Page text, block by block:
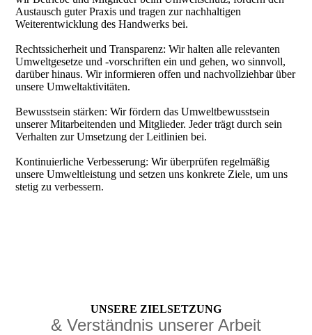
Austausch guter Praxis und tragen zur nachhaltigen
Weiterentwicklung des Handwerks bei.
Rechtssicherheit und Transparenz: Wir halten alle relevanten
Umweltgesetze und -vorschriften ein und gehen, wo sinnvoll,
darüber hinaus. Wir informieren offen und nachvollziehbar über
unsere Umweltaktivitäten.
Bewusstsein stärken: Wir fördern das Umweltbewusstsein
unserer Mitarbeitenden und Mitglieder. Jeder trägt durch sein
Verhalten zur Umsetzung der Leitlinien bei.
Kontinuierliche Verbesserung: Wir überprüfen regelmäßig
unsere Umweltleistung und setzen uns konkrete Ziele, um uns
stetig zu verbessern.
UNSERE ZIELSETZUNG
& Verständnis unserer Arbeit